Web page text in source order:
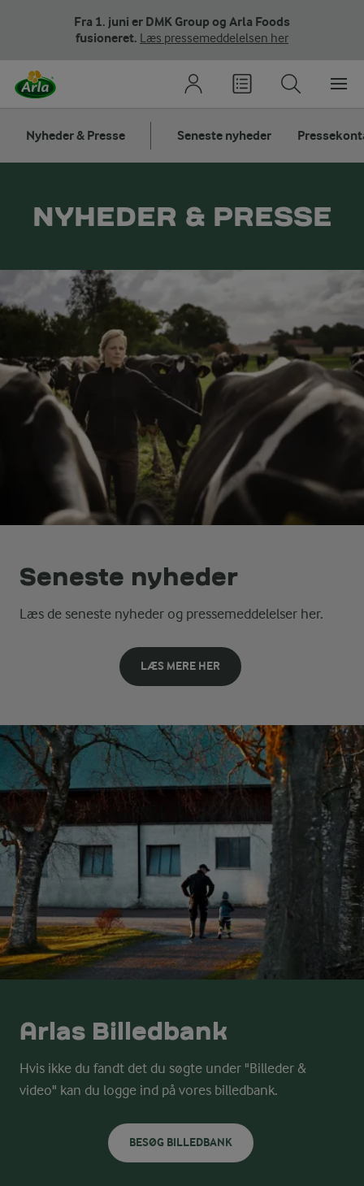
Fra 1. juni er DMK Group og Arla Foods
fusioneret. Læs pressemeddelelsen her
Nyheder & Presse Seneste nyheder
NYHEDER & PRESSE
Seneste nyheder
Læs de seneste nyheder og pressemeddelelser her.
LÆS MERE HER
Arlas Billedbank
Hvis ikke du fandt det du søgte under "Billeder &
video" kan du logge ind på vores billedbank.
BESØG BILLEDBANK